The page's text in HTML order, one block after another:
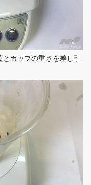
カップの重さを差し引